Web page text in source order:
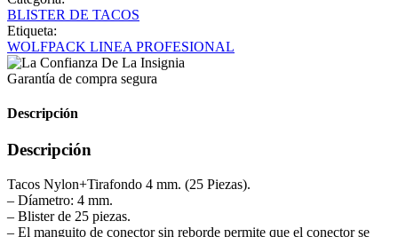
BLISTER DE TACOS
Etiqueta:
WOLFPACK LINEA PROFESIONAL
Garantía de compra segura
Descripción
Descripción
Tacos Nylon+Tirafondo 4 mm. (25 Piezas).
– Díametro: 4 mm.
– Blister de 25 piezas.
– El manguito de conector sin reborde permite que el conector se